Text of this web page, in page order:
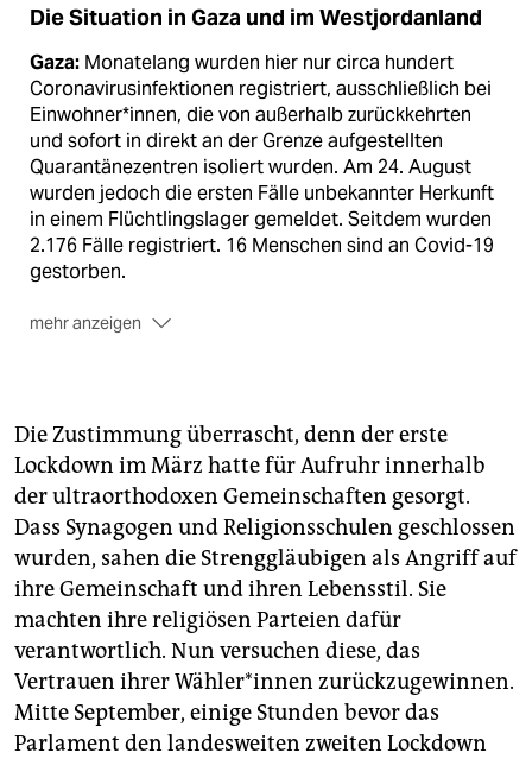
Die Situation in Gaza und im Westjordanland
Gaza: Monatelang wurden hier nur circa hundert
Coronavirusinfek­tionen registriert, ausschließlich bei
Einwohner*innen, die von außerhalb zurückkehrten
und sofort in direkt an der Grenze aufgestellten
Quarantänezentren isoliert wurden. Am 24. August
wurden jedoch die ersten Fälle unbekannter Herkunft
in einem Flüchtlingslager gemeldet. Seitdem wurden
2.176 Fälle registriert. 16 Menschen sind an Covid-19
gestorben.
mehr anzeigen
acht Uhr abends bis sieben Uhr morgens. In
Gegenden mit besonders hohen Infektionsraten
gelten mitunter noch striktere Beschränkungen.
Schulen sind geschlossen.
Westjordanland:Auch hier sind die Infektionszahlen
seit Ende Juni rapide gestiegen. In der vergangenen
Woche wurden zum ersten Mal mehr als tausend
Erkrankungen registriert. 278 Menschen sind im
Westjordanland und in Ostjerusalem an Covid-19
verstorben. Ein Lockdown gilt dort derzeit nicht.
Die Zustimmung überrascht, denn der erste
Lockdown im März hatte für Aufruhr innerhalb
der ultraorthodoxen Gemeinschaften gesorgt.
Dass Synagogen und Religionsschulen geschlossen
wurden, sahen die Strenggläubigen als Angriff auf
ihre Gemeinschaft und ihren Lebensstil. Sie
machten ihre religiösen Parteien dafür
verantwortlich. Nun versuchen diese, das
Vertrauen ihrer Wähler*innen zurückzugewinnen.
Mitte September, einige Stunden bevor das
Parlament den landesweiten zweiten Lockdown